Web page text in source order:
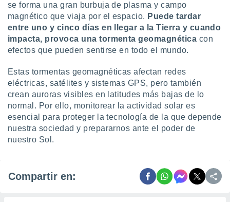
se forma una gran burbuja de plasma y campo
magnético que viaja por el espacio. Puede tardar
entre uno y cinco días en llegar a la Tierra y cuando
impacta, provoca una tormenta geomagnética con
efectos que pueden sentirse en todo el mundo.
Estas tormentas geomagnéticas afectan redes
eléctricas, satélites y sistemas GPS, pero también
crean auroras visibles en latitudes más bajas de lo
normal. Por ello, monitorear la actividad solar es
esencial para proteger la tecnología de la que depende
nuestra sociedad y prepararnos ante el poder de
nuestro Sol.
Compartir en: